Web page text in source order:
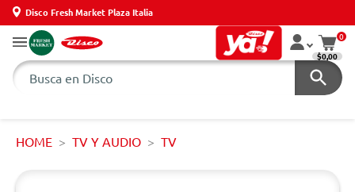
Disco Fresh Market Plaza Italia
0
$0,00
HOME TV Y AUDIO TV